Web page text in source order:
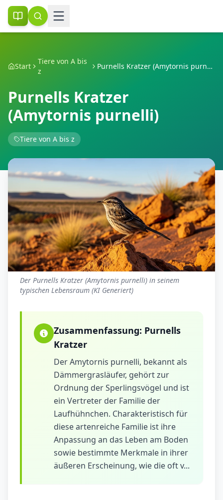
Start
Tiere von A bis
z
Purnells Kratzer (Amytornis purnelli)
Purnells Kratzer
(Amytornis purnelli)
Tiere von A bis z
Der Purnells Kratzer (Amytornis purnelli) in seinem
typischen Lebensraum (KI Generiert)
Zusammenfassung: Purnells
Kratzer
Der Amytornis purnelli, bekannt als
Dämmergrasläufer, gehört zur
Ordnung der Sperlingsvögel und ist
ein Vertreter der Familie der
Laufhühnchen. Charakteristisch für
diese artenreiche Familie ist ihre
Anpassung an das Leben am Boden
sowie bestimmte Merkmale in ihrer
äußeren Erscheinung, wie die oft v...